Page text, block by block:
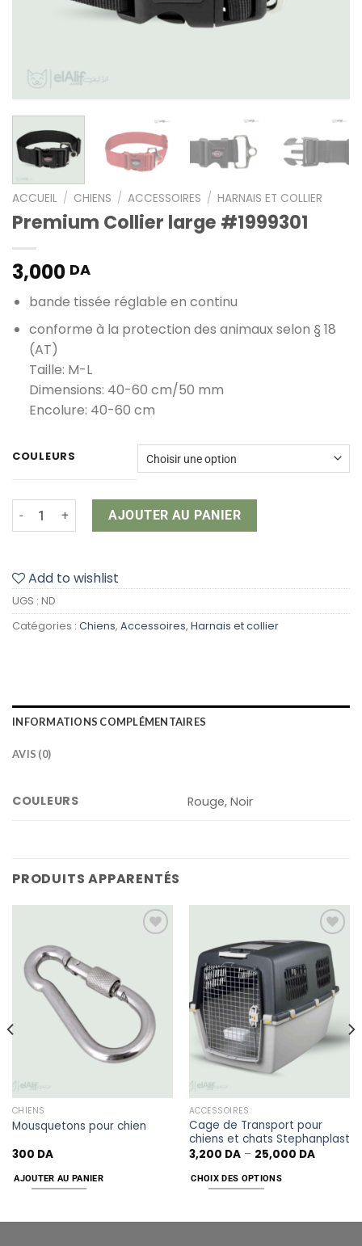
ACCUEIL / CHIENS / ACCESSOIRES / HARNAIS ET COLLIER
Premium Collier large #1999301
3,000 DA
bande tissée réglable en continu
conforme à la protection des animaux selon § 18
(AT)
Taille: M-L
Dimensions: 40-60 cm/50 mm
Encolure: 40-60 cm
COULEURS
quantité de Premium Collier large #1999301
AJOUTER AU PANIER
Add to wishlist
UGS : ND
Catégories : Chiens, Accessoires, Harnais et collier
INFORMATIONS COMPLÉMENTAIRES
AVIS (0)
COULEURS Rouge, Noir
PRODUITS APPARENTÉS
CHIENS
Mousquetons pour chien
300 DA
AJOUTER AU PANIER
Add
to
wishlist
ACCESSOIRES
Cage de Transport pour
chiens et chats Stephanplast
3,200 DA– 25,000 DA
CHOIX DES OPTIONS